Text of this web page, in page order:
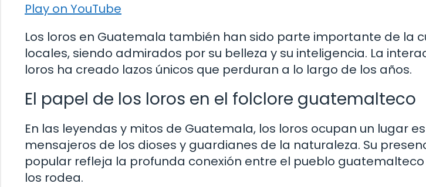
Play on YouTube
Los loros en Guatemala también han sido parte importante de la
locales, siendo admirados por su belleza y su inteligencia. La
loros ha creado lazos únicos que perduran a lo largo de los años.
El papel de los loros en el folclore guatemalteco
En las leyendas y mitos de Guatemala, los loros ocupan un lugar
mensajeros de los dioses y guardianes de la naturaleza. Su
popular refleja la profunda conexión entre el pueblo
los rodea.